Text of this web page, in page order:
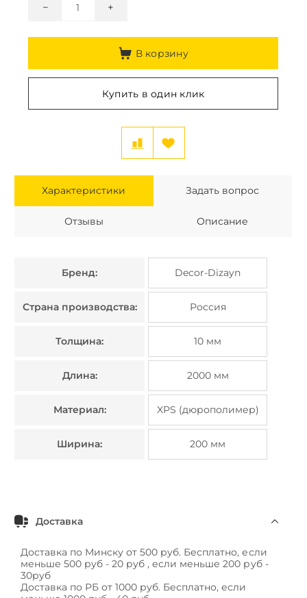
+
−
В корзину
Купить в один клик
Доставка
Доставка по Минску от 500 руб. Бесплатно, если
меньше 500 руб - 20 руб , если меньше 200 руб -
30руб
Доставка по РБ от 1000 руб. Бесплатно, если
Характеристики Задать вопрос
Отзывы Описание
Бренд: Decor-Dizayn
Страна производства: Россия
Толщина: 10 мм
Длина: 2000 мм
Материал: XPS (дюрополимер)
Ширина: 200 мм